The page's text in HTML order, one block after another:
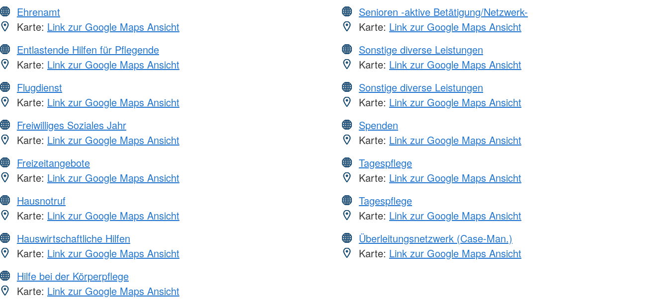
Ehrenamt
Karte: Link zur Google Maps Ansicht
Entlastende Hilfen für Pflegende
Karte: Link zur Google Maps Ansicht
Flugdienst
Karte: Link zur Google Maps Ansicht
Freiwilliges Soziales Jahr
Karte: Link zur Google Maps Ansicht
Freizeitangebote
Karte: Link zur Google Maps Ansicht
Hausnotruf
Karte: Link zur Google Maps Ansicht
Hauswirtschaftliche Hilfen
Karte: Link zur Google Maps Ansicht
Hilfe bei der Körperpflege
Karte: Link zur Google Maps Ansicht
Senioren -aktive Betätigung/Netzwerk-
Karte: Link zur Google Maps Ansicht
Sonstige diverse Leistungen
Karte: Link zur Google Maps Ansicht
Sonstige diverse Leistungen
Karte: Link zur Google Maps Ansicht
Spenden
Karte: Link zur Google Maps Ansicht
Tagespflege
Karte: Link zur Google Maps Ansicht
Tagespflege
Karte: Link zur Google Maps Ansicht
Überleitungsnetzwerk (Case-Man.)
Karte: Link zur Google Maps Ansicht